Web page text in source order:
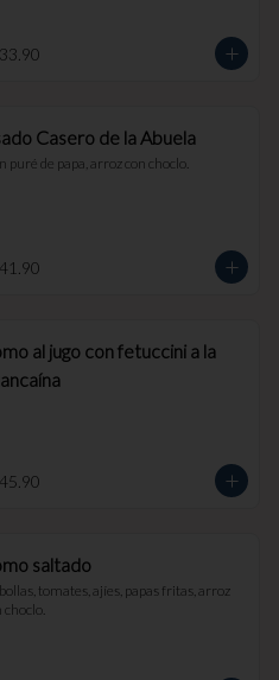
Casero de la Abuela
puré de papa, arroz con choclo.
al jugo con fetuccini a la
saltado
tomates, ajíes, papas fritas, arroz
choclo.